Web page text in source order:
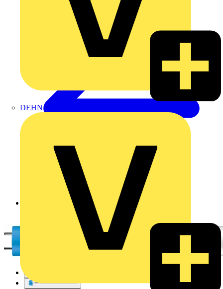
DEHN
Zurück zu Produkte